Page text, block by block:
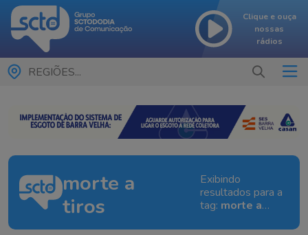
Clique e ouça
nossas
rádios
REGIÕES...
morte a
tiros
Exibindo
resultados para a
tag: morte a